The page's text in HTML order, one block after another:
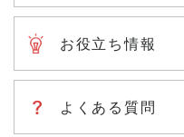
技術資料ダウンロード
お役立ち情報
よくある質問